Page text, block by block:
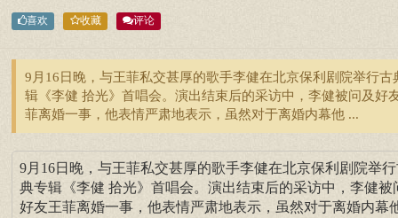
喜欢 收藏 评论
9月16日晚，与王菲私交甚厚的歌手李健在北京保利剧院举行古
辑《李健 拾光》首唱会。演出结束后的采访中，李健被问及好
菲离婚一事，他表情严肃地表示，虽然对于离婚内幕他 ...
9月16日晚，与王菲私交甚厚的歌手李健在北京保利剧院举
典专辑《李健 拾光》首唱会。演出结束后的采访中，李健被
好友王菲离婚一事，他表情严肃地表示，虽然对于离婚内幕